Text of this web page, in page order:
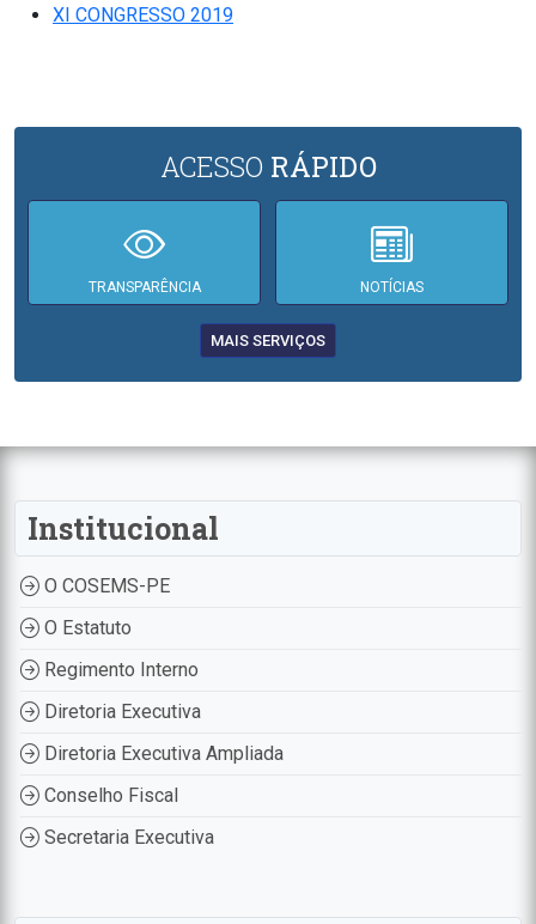
XI CONGRESSO 2019
ACESSO RÁPIDO
TRANSPARÊNCIA NOTÍCIAS
MAIS SERVIÇOS
Institucional
O COSEMS-PE
O Estatuto
Regimento Interno
Diretoria Executiva
Diretoria Executiva Ampliada
Conselho Fiscal
Secretaria Executiva